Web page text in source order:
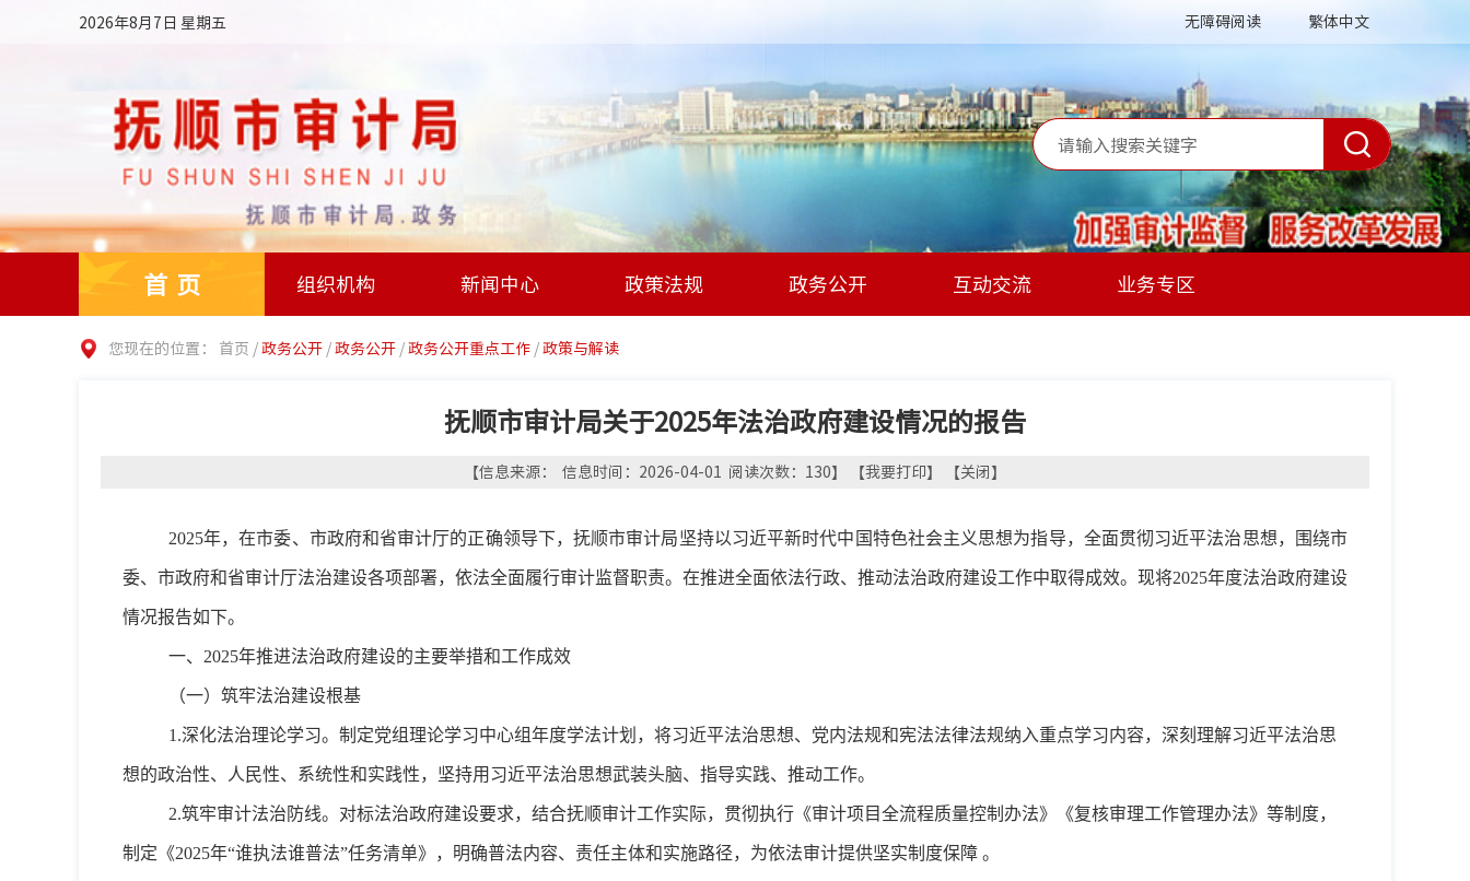
2026年8月7日 星期五 无障碍阅读 繁体中文
首页 组织机构 新闻中心 政策法规 政务公开 互动交流 业务专区
您现在的位置： 首页 /政务公开 /政务公开 /政务公开重点工作 /政策与解读
抚顺市审计局关于2025年法治政府建设情况的报告
【信息来源： 信息时间：2026-04-01 阅读次数： 130】 【我要打印】 【关闭】
2025年，在市委、市政府和省审计厅的正确领导下，抚顺市审计局坚持以习近平新时代中国特色社会主义思想为指导，全面贯彻习近平法治思想，围绕市
委、市政府和省审计厅法治建设各项部署，依法全面履行审计监督职责。在推进全面依法行政、推动法治政府建设工作中取得成效。现将2025年度法治政府建设
情况报告如下。
一、 2025年推进法治政府建设的主要举措和工作成效
（一）筑牢法治建设根基
1.深化法治理论学习。制定党组理论学习中心组年度学法计划，将习近平法治思想、党内法规和宪法法律法规纳入重点学习内容，深刻理解习近平法治思
想的政治性、人民性、系统性和实践性，坚持用习近平法治思想武装头脑、指导实践、推动工作。
2.筑牢审计法治防线。对标法治政府建设要求，结合抚顺审计工作实际，贯彻执行《审计项目全流程质量控制办法》《复核审理工作管理办法》等制度，
制定《2025年“谁执法谁普法”任务清单》，明确普法内容、责任主体和实施路径，为依法审计提供坚实制度保障 。